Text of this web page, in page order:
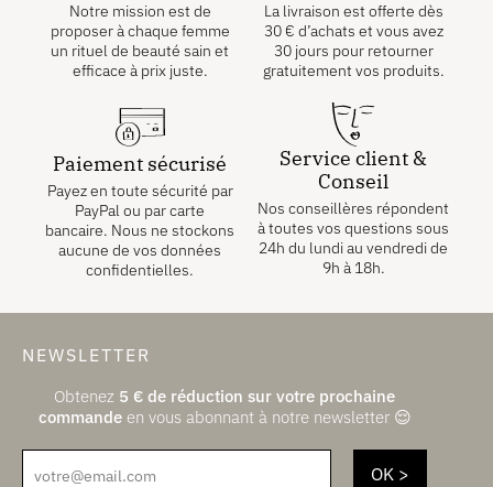
Notre mission est de
proposer à chaque femme
un rituel de beauté sain et
efficace à prix juste.
La livraison est offerte dès
30 € d’achats et vous avez
30 jours pour retourner
gratuitement vos produits.
Paiement sécurisé
Payez en toute sécurité par
PayPal ou par carte
bancaire. Nous ne stockons
aucune de vos données
confidentielles.
Service client &
Conseil
Nos conseillères répondent
à toutes vos questions sous
24h du lundi au vendredi de
9h à 18h.
NEWSLETTER
Obtenez 5 € de réduction sur votre prochaine
commandeen vous abonnant à notre newsletter 😌
votre@email.com